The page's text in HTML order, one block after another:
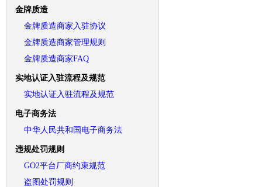
金牌质造
金牌质造商家入驻协议
金牌质造商家管理规则
金牌质造商家FAQ
实地认证入驻流程及规范
实地认证入驻流程及规范
电子商务法
中华人民共和国电子商务法
违规处罚规则
GO2平台厂商约束规范
盗图处罚规则